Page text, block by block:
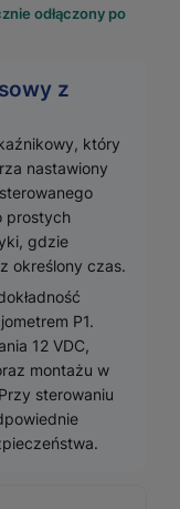
odłączony po
z
który
nastawiony
prostych
gdzie
określony czas.
P1.
12 VDC,
montażu w
sterowaniu